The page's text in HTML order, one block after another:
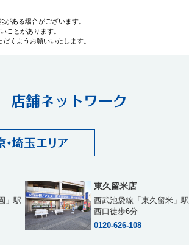
ある場合がございます。
ことがあります。
くようお願いいたします。
」駅
東久留米店
西武池袋線「東久留米」駅
西口徒歩6分
0120-626-108